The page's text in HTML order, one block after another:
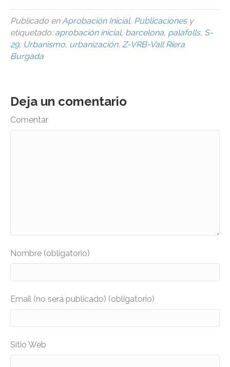
Publicado enAprobación Inicial, Publicacionesy
etiquetado: aprobación inicial, barcelona, palafolls, S-
29, Urbanismo, urbanización, Z-VRB-Vall Riera
Burgada
Deja un comentario
Comentar
Nombre (obligatorio)
Email (no será publicado) (obligatorio)
Sitio Web